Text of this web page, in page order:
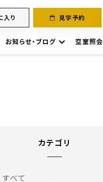
入り 見学予約
お知らせ・ブログ 空室照会
カテゴリ
すべて